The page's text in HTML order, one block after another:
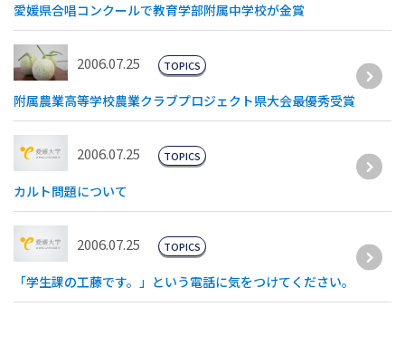
愛媛県合唱コンクールで教育学部附属中学校が金賞
2006.07.25
附属農業高等学校農業クラブプロジェクト県大会最優秀受賞
TOPICS
2006.07.25
カルト問題について
TOPICS
2006.07.25
「学生課の工藤です。」という電話に気をつけてください。
TOPICS